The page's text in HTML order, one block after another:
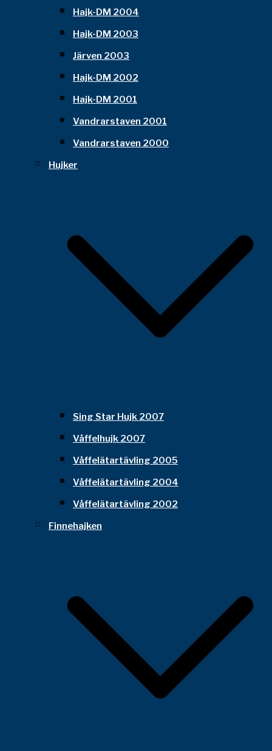
Hajk-DM 2004
Hajk-DM 2003
Järven 2003
Hajk-DM 2002
Hajk-DM 2001
Vandrarstaven 2001
Vandrarstaven 2000
Hujker
Sing Star Hujk 2007
Våffelhujk 2007
Våffelätartävling 2005
Våffelätartävling 2004
Våffelätartävling 2002
Finnehajken